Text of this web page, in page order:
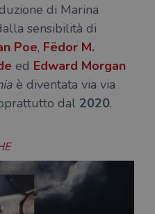
di Marina
sensibilità di
Poe, Fëdor M.
ed Edward Morgan
è diventata via via
dal 2020.